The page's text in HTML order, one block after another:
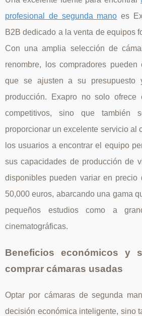
profesional de segunda mano es
B2B dedicado a la venta de equipos
Con una amplia selección de
renombre, los compradores pueden
que se ajusten a su presupuesto
producción. Exapro no solo ofrece
competitivos, sino que también
proporcionar un excelente servicio al
los usuarios a encontrar el equipo
sus capacidades de producción de
disponibles pueden variar en precio
50,000 euros, abarcando una gama
pequeños estudios como a
cinematográficas.
Beneficios económicos y
comprar cámaras usadas
Optar por cámaras de segunda
decisión económica inteligente, sino